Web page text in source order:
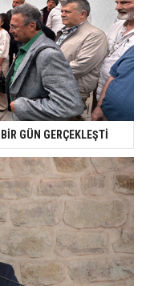
GÜN GERÇEKLEŞTİ